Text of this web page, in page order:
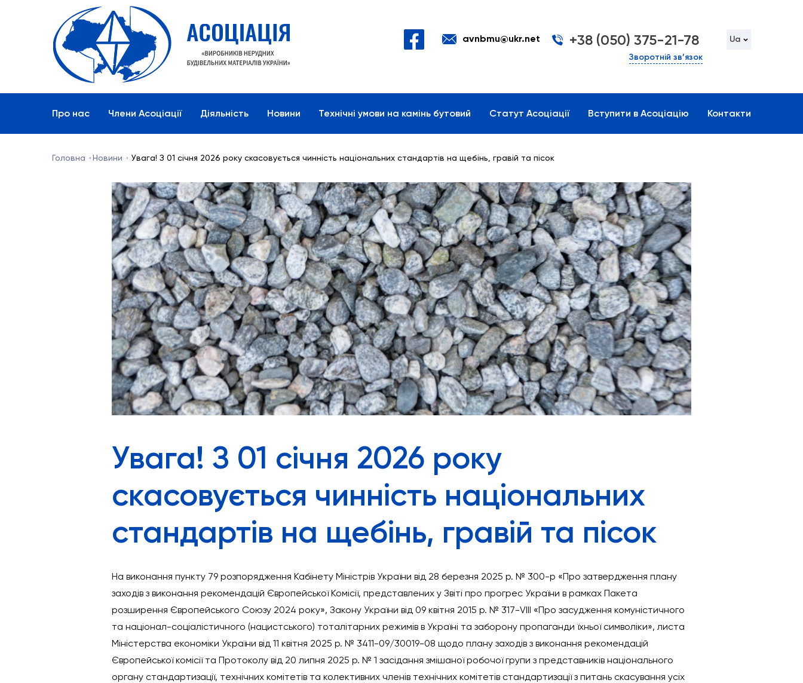
avnbmu@ukr.net +38 (050) 375-21-78
Зворотній зв’язок
Ua
Про нас Члени Асоціації Діяльність Новини Технічні умови на камінь бутовий Статут Асоціації Вступити в Асоціацію Контакти
Головна Новини Увага! З 01 січня 2026 року скасовується чинність національних стандартів на щебінь, гравій та пісок
Увага! З 01 січня 2026 року
скасовується чинність національних
стандартів на щебінь, гравій та пісок
На виконання пункту 79 розпорядження Кабінету Міністрів України від 28 березня 2025 р. № 300-р «Про затвердження плану
заходів з виконання рекомендацій Європейської Комісії, представлених у Звіті про прогрес України в рамках Пакета
розширення Європейського Союзу 2024 року», Закону України від 09 квітня 2015 р. № 317-VIII «Про засудження комуністичного
та націонал-соціалістичного (нацистського) тоталітарних режимів в Україні та заборону пропаганди їхньої символіки», листа
Міністерства економіки України від 11 квітня 2025 р. № 3411-09/30019-08 щодо плану заходів з виконання рекомендацій
Європейської комісії та Протоколу від 20 липня 2025 р. № 1 засідання змішаної робочої групи з представників національного
органу стандартизації, технічних комітетів та колективних членів технічних комітетів стандартизації з питань скасування усіх